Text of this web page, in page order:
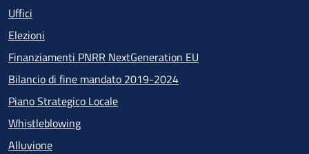
Uffici
Elezioni
Finanziamenti PNRR NextGeneration EU
Bilancio di fine mandato 2019-2024
Piano Strategico Locale
Whistleblowing
Alluvione